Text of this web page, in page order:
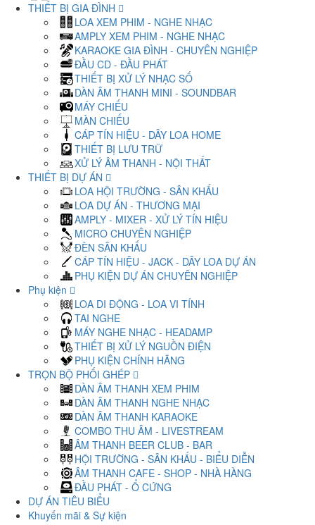
THIẾT BỊ GIA ĐÌNH
LOA XEM PHIM - NGHE NHẠC
AMPLY XEM PHIM - NGHE NHẠC
KARAOKE GIA ĐÌNH - CHUYÊN NGHIỆP
ĐẦU CD - ĐẦU PHÁT
THIẾT BỊ XỬ LÝ NHẠC SỐ
DÀN ÂM THANH MINI - SOUNDBAR
MÁY CHIẾU
MÀN CHIẾU
CÁP TÍN HIỆU - DÂY LOA HOME
THIẾT BỊ LƯU TRỮ
XỬ LÝ ÂM THANH - NỘI THẤT
THIẾT BỊ DỰ ÁN
LOA HỘI TRƯỜNG - SÂN KHẤU
LOA DỰ ÁN - THƯƠNG MẠI
AMPLY - MIXER - XỬ LÝ TÍN HIỆU
MICRO CHUYÊN NGHIỆP
ĐÈN SÂN KHẤU
CÁP TÍN HIỆU - JACK - DÂY LOA DỰ ÁN
PHỤ KIỆN DỰ ÁN CHUYÊN NGHIỆP
Phụ kiện
LOA DI ĐỘNG - LOA VI TÍNH
TAI NGHE
MÁY NGHE NHẠC - HEADAMP
THIẾT BỊ XỬ LÝ NGUỒN ĐIỆN
PHỤ KIỆN CHÍNH HÃNG
TRỌN BỘ PHỐI GHÉP
DÀN ÂM THANH XEM PHIM
DÀN ÂM THANH NGHE NHẠC
DÀN ÂM THANH KARAOKE
COMBO THU ÂM - LIVESTREAM
ÂM THANH BEER CLUB - BAR
HỘI TRƯỜNG - SÂN KHẤU - BIỂU DIỄN
ÂM THANH CAFE - SHOP - NHÀ HÀNG
ĐẦU PHÁT - Ổ CỨNG
DỰ ÁN TIÊU BIỂU
Khuyến mãi & Sự kiện